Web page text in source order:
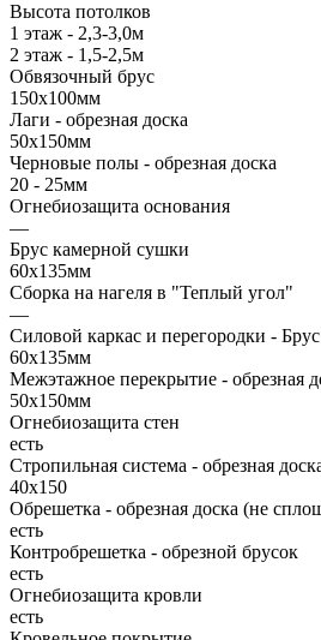
Высота потолков
1 этаж - 2,3-3,0м
2 этаж - 1,5-2,5м
Обвязочный брус
150х100мм
Лаги - обрезная доска
50х150мм
Черновые полы - обрезная доска
20 - 25мм
Огнебиозащита основания
—
Брус камерной сушки
60х135мм
Сборка на нагеля в "Теплый угол"
—
Силовой каркас и перегородки -
60х135мм
Межэтажное перекрытие - обрезная
50х150мм
Огнебиозащита стен
есть
Стропильная система - обрезная
40х150
Обрешетка - обрезная доска (не
есть
Контробрешетка - обрезной брусок
есть
Огнебиозащита кровли
есть